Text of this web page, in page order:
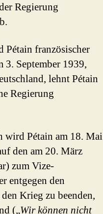
Regierung
französischer
September 1939,
lehnt Pétain
Regierung
wird Pétain am 18. Mai
den am 20. März
zum Vize-
entgegen den
Krieg zu beenden,
(„Wir können nicht